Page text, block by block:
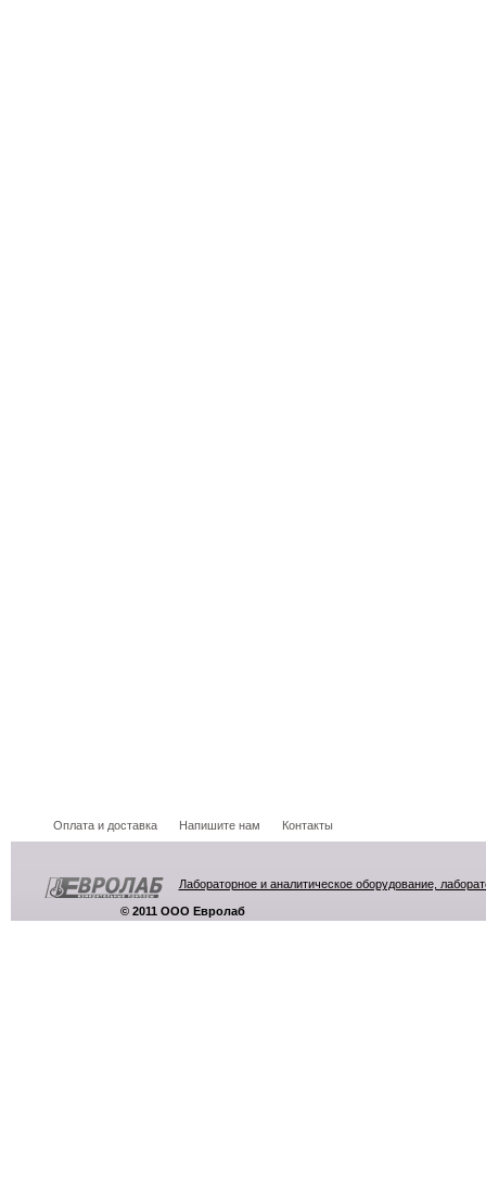
Оплата и доставка Напишите нам Контакты
© 2011 ООО Евролаб
Лабораторное и аналитическое оборудование,